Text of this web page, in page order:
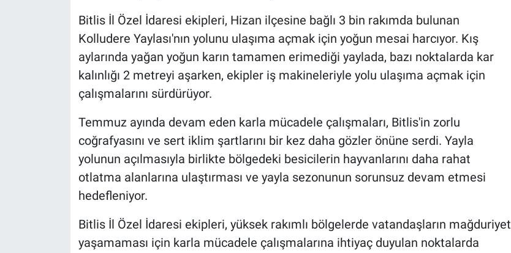
Bitlis İl Özel İdaresi ekipleri, Hizan ilçesine bağlı 3 bin rakımda bulunan
Kolludere Yaylası'nın yolunu ulaşıma açmak için yoğun mesai harcıyor. Kış
aylarında yağan yoğun karın tamamen erimediği yaylada, bazı noktalarda kar
kalınlığı 2 metreyi aşarken, ekipler iş makineleriyle yolu ulaşıma açmak için
çalışmalarını sürdürüyor.
Temmuz ayında devam eden karla mücadele çalışmaları, Bitlis'in zorlu
coğrafyasını ve sert iklim şartlarını bir kez daha gözler önüne serdi. Yayla
yolunun açılmasıyla birlikte bölgedeki besicilerin hayvanlarını daha rahat
otlatma alanlarına ulaştırması ve yayla sezonunun sorunsuz devam etmesi
hedefleniyor.
Bitlis İl Özel İdaresi ekipleri, yüksek rakımlı bölgelerde vatandaşların mağduriyet
yaşamaması için karla mücadele çalışmalarına ihtiyaç duyulan noktalarda